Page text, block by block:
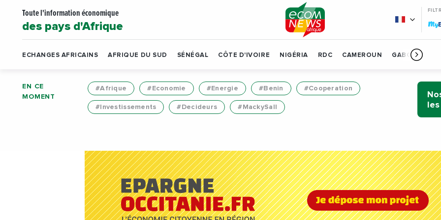
Toute l'information économique
des pays d'Afrique My
ECHANGES AFRICAINS AFRIQUE DU SUD SÉNÉGAL CÔTE D'IVOIRE NIGÉRIA RDC CAMEROUN GABON
EN CE
MOMENT
#Afrique #Economie #Energie #Benin #Cooperation
#Investissements #Decideurs #MackySall